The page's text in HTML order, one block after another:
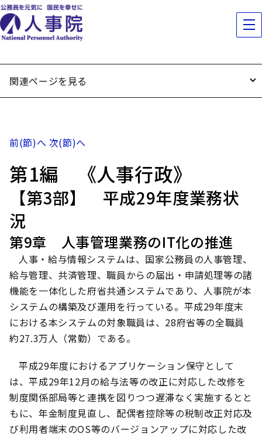
関連ページを見る
前(節)へ 次(節)へ
第1編 《人事行政》
【第3部】 平成29年度業務状
況
第9章 人事管理業務のIT化の推進
人事・給与情報システムは、国家公務員の人事管理、
給与管理、共済管理、職員からの届出・申請処理等の諸
機能を一体化した府省共通システムであり、人事院が本
システムの構築及び運用を行っている。平成29年度末
における本システムの対象職員は、28府省等の全職員
約27.3万人（常勤）である。
平成29年度におけるアプリケーション保守として
は、平成29年12月の給与法等の改正に対応した改修を
制度関係部局等と連携を図りつつ遅滞なく実施するとと
もに、年金制度見直し、配偶者控除等の税制改正対応及
び利用者端末のOS等のバージョンアップに対応した改